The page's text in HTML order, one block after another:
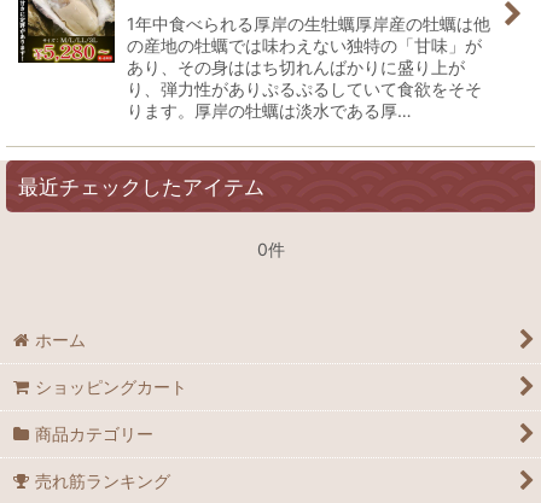
絞り込む
1年中食べられる厚岸の生牡蠣厚岸産の牡蠣は他
の産地の牡蠣では味わえない独特の「甘味」が
あり、その身ははち切れんばかりに盛り上が
り、弾力性がありぷるぷるしていて食欲をそそ
ります。厚岸の牡蠣は淡水である厚…
最近チェックしたアイテム
0件
ホーム
ショッピングカート
商品カテゴリー
売れ筋ランキング